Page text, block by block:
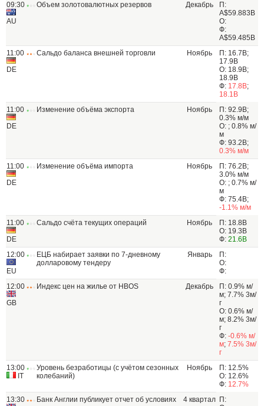
09:30
AU
Объем золотовалютных резервов Декабрь
П:
A$59.883B
О:
Ф:
A$59.485B
11:00
DE
Сальдо баланса внешней торговли Ноябрь
П: 16.7B;
17.9B
О: 18.9B;
18.9B
Ф: 17.8B;
18.1B
11:00
DE
Изменение объёма экспорта Ноябрь
П: 92.9B;
0.3% м/м
О: ; 0.8% м/
м
Ф: 93.2B;
0.3% м/м
11:00
DE
Изменение объёма импорта Ноябрь
П: 76.2B;
3.0% м/м
О: ; 0.7% м/
м
Ф: 75.4B;
-1.1% м/м
11:00
DE
Сальдо счёта текущих операций Ноябрь
П: 18.8B
О: 19.3B
Ф: 21.6B
12:00
EU
ЕЦБ набирает заявки по 7-дневному
долларовому тендеру
Январь
П:
О:
Ф:
12:00
GB
Индекс цен на жилье от HBOS Декабрь
П: 0.9% м/
м; 7.7% 3м/
г
О: 0.6% м/
м; 8.2% 3м/
г
Ф: -0.6% м/
м; 7.5% 3м/
г
13:00
IT
Уровень безработицы (с учётом сезонных
колебаний)
Ноябрь
П: 12.5%
О: 12.6%
Ф: 12.7%
13:30
Банк Англии публикует отчет об условиях
4 квартал П: